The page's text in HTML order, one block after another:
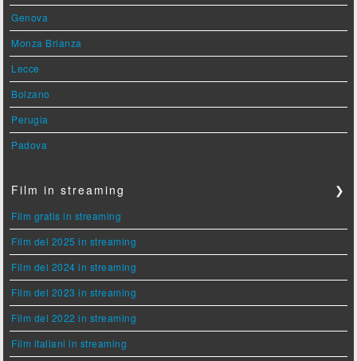
Genova
Monza Brianza
Lecce
Bolzano
Perugia
Padova
Film in streaming ❯
Film gratis in streaming
Film del 2025 in streaming
Film del 2024 in streaming
Film del 2023 in streaming
Film del 2022 in streaming
Film italiani in streaming